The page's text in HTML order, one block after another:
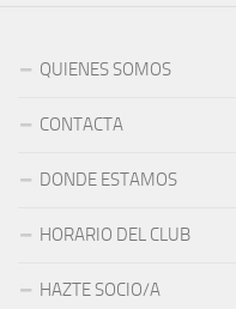
QUIENES SOMOS
CONTACTA
DONDE ESTAMOS
HORARIO DEL CLUB
HAZTE SOCIO/A